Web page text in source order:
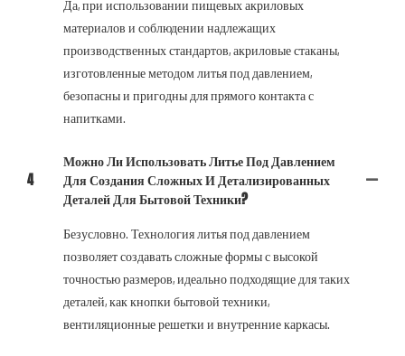
Да, при использовании пищевых акриловых
материалов и соблюдении надлежащих
производственных стандартов, акриловые стаканы,
изготовленные методом литья под давлением,
безопасны и пригодны для прямого контакта с
напитками.
4
Можно Ли Использовать Литье Под Давлением
Для Создания Сложных И Детализированных
Деталей Для Бытовой Техники?
Безусловно. Технология литья под давлением
позволяет создавать сложные формы с высокой
точностью размеров, идеально подходящие для таких
деталей, как кнопки бытовой техники,
вентиляционные решетки и внутренние каркасы.